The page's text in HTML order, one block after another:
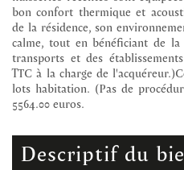
bon confort thermique et
de la résidence, son
calme, tout en bénéficiant de
transports et des
TTC à la charge de
lots habitation. (Pas de
5564.00 euros.
descriptif du